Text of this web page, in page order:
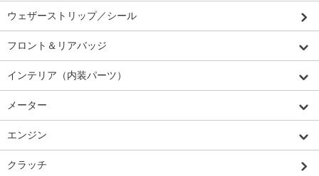
ウェザーストリップ／シール
フロント＆リアバッジ
インテリア（内装パーツ）
メーター
エンジン
クラッチ